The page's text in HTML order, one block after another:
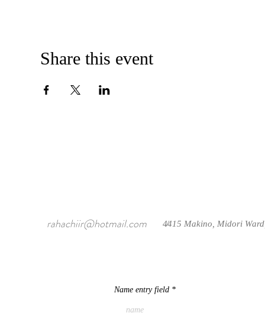
Share this event
rahachiir@hotmail.com /
4415 Makino, Midori
Name entry field